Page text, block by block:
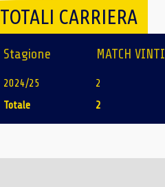
TOTALI CARRIERA
Stagione MATCH VINTI
2024/25 2
Totale
2